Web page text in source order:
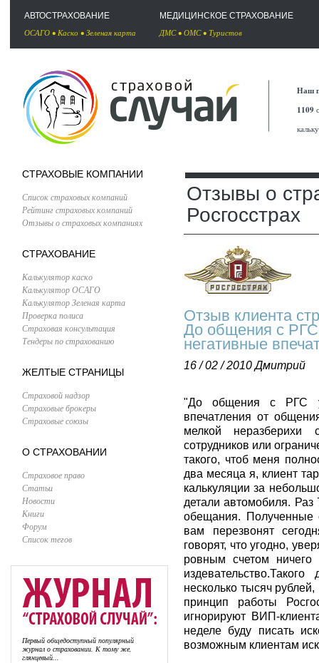
АВТОСТРАХОВАНИЕ
ОСАГО • Каско • Зеленая карта
МЕДИЦИНСКОЕ СТРАХОВАНИЕ
ДМС• ОМС• Туристов
Наш
1109
СТРАХОВЫЕ КОМПАНИИ
Список страховых компаний
Рейтинг страховых компаний
Отзывы о страховых компаниях
СТРАХОВАНИЕ
Калькулятор каско
Калькулятор ОСАГО
Калькулятор Зеленая карта
Проверка полиса
Страховая консультация
Тендеры по страхованию
ЖЕЛТЫЕ СТРАНИЦЫ
Страховой надзор
Страховые брокеры
Страховые союзы
О СТРАХОВАНИИ
Страховое право
Статьи
Новости
Книги
Форум
Список тегов
Первый общедоступный популярный
журнал о страховании. К тому же,
глянцевый...
Отзывы о
Росгосстрах
Отзыв клиента
До общения с
негативные
16 / 02 / 2010Дмитрий
"До общения с РГС у
впечатления от
мелкой неразберихи
сотрудников или
такого, чтоб меня
два месяца я, клиент
калькуляции за
детали автомобиля.
обещания.
вам перезвонят
говорят, что угодно,
ровным счетом
несколько тысяч
принцип работы
игнорируют ВИП-
неделе буду писать
возможным клиентам